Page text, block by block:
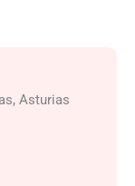
Asturias